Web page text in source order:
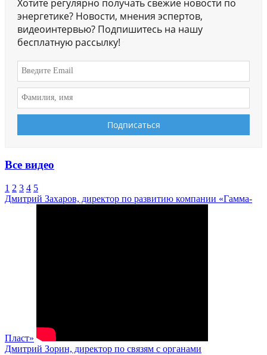
Хотите регулярно получать свежие новости по
энергетике? Новости, мнения эспертов,
видеоинтервью? Подпишитесь на нашу
бесплатную рассылку!
Все видео
1 2 3 4 5
Дмитрий Захаров, директор по развитию компании «Гамма-
Пласт»
Дмитрий Зорин, директор по связям с органами